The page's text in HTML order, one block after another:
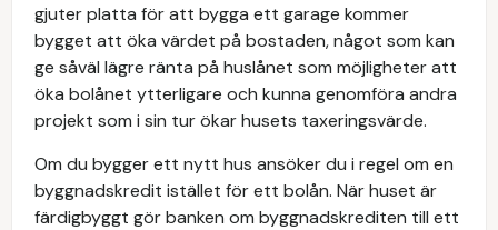
gjuter platta för att bygga ett garage kommer
bygget att öka värdet på bostaden, något som kan
ge såväl lägre ränta på huslånet som möjligheter att
öka bolånet ytterligare och kunna genomföra andra
projekt som i sin tur ökar husets taxeringsvärde.
Om du bygger ett nytt hus ansöker du i regel om en
byggnadskredit istället för ett bolån. När huset är
färdigbyggt gör banken om byggnadskrediten till ett